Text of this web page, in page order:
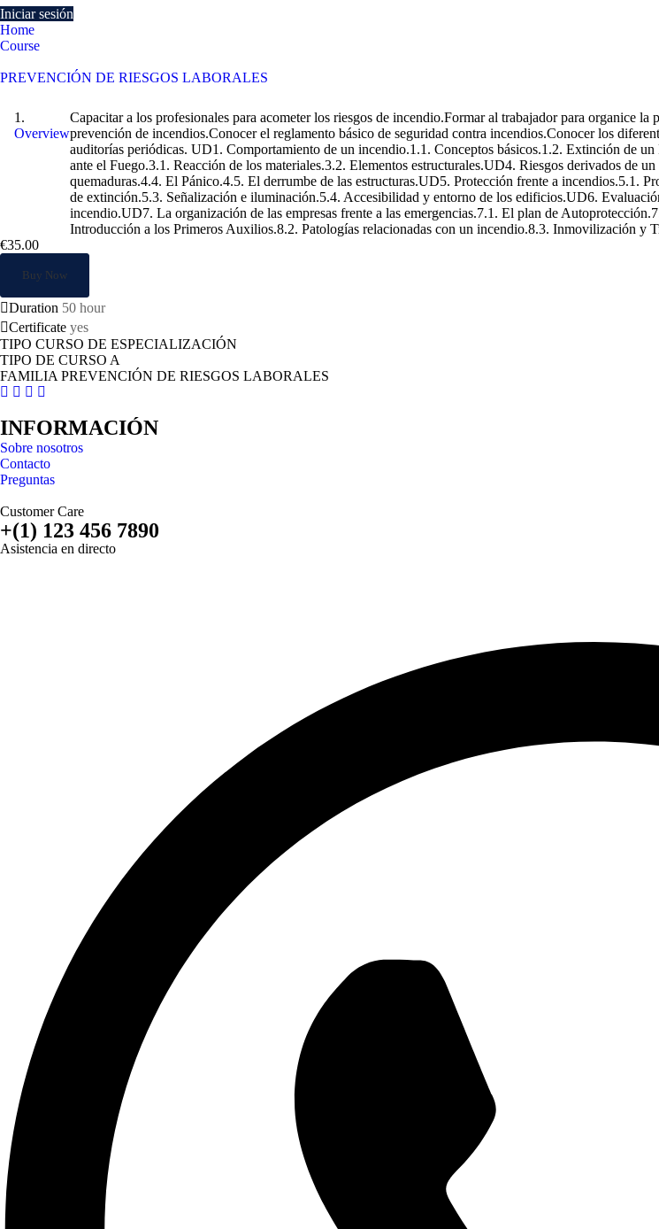
Iniciar sesión
Home
Course
PREVENCIÓN DE RIESGOS LABORALES
Overview
Capacitar a los profesionales para acometer los riesgos de incendio.Formar al trabajador para organice
prevención de incendios.Conocer el reglamento básico de seguridad contra incendios.Conocer los
auditorías periódicas. UD1. Comportamiento de un incendio.1.1. Conceptos básicos.1.2. Extinción de
ante el Fuego.3.1. Reacción de los materiales.3.2. Elementos estructurales.UD4. Riesgos derivados de
quemaduras.4.4. El Pánico.4.5. El derrumbe de las estructuras.UD5. Protección frente a incendios.5.1.
de extinción.5.3. Señalización e iluminación.5.4. Accesibilidad y entorno de los edificios.UD6.
incendio.UD7. La organización de las empresas frente a las emergencias.7.1. El plan de
Introducción a los Primeros Auxilios.8.2. Patologías relacionadas con un incendio.8.3. Inmovilización y
€35.00
Buy Now
Duration 50 hour
Certificate yes
TIPO CURSO DE ESPECIALIZACIÓN
TIPO DE CURSO A
FAMILIA PREVENCIÓN DE RIESGOS LABORALES
INFORMACIÓN
Sobre nosotros
Contacto
Preguntas
Customer Care
+(1) 123 456 7890
Asistencia en directo